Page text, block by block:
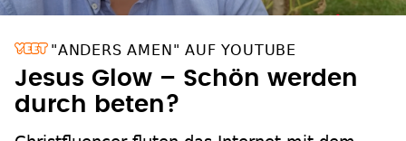
"ANDERS AMEN" AUF YOUTUBE
Jesus Glow – Schön werden
durch beten?